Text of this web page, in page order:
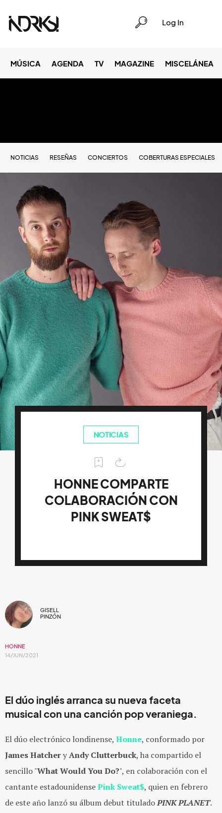
Log In
MÚSICA AGENDA TV MAGAZINE MISCELÁNEA
NOTICIAS RESEÑAS CONCIERTOS COBERTURAS ESPECIALES
NOTICIAS
HONNE COMPARTE
COLABORACIÓN CON
PINK SWEAT$
GISELL
PINZÓN
HONNE
14/JUN/2021
El dúo inglés arranca su nueva faceta
musical con una canción pop veraniega.
El dúo electrónico londinense, Honne, conformado por
James HatcheryAndy Clutterbuck, ha compartido el
sencillo "What Would You Do?", en colaboración con el
cantante estadounidensePink Sweat$, quien en febrero
de este año lanzó su álbum debut tituladoPINK PLANET.